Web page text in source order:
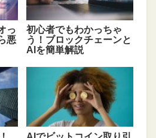
っ
悪
初心者でもわかっちゃ
う！ブロックチェーンと
AIを簡単解説